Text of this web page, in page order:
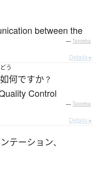
between the
— Tatoeba
Details ▸
どう
如何ですか？
Control
— Tatoeba
Details ▸
テーション、